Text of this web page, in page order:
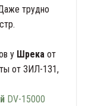
трудно
у Шрека от
от ЗИЛ-131,
DV-15000